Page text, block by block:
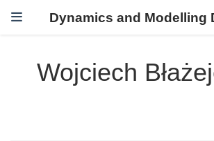
Dynamics and Modelling
Wojciech